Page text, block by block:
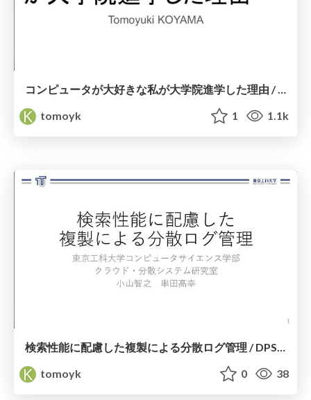
コンピュータが大好きな私が大学院進学した理由 / Why I chose graduate school
tomoyk
1 1.1k
検索性能に配慮した複製による分散ログ管理 / DPS-185
tomoyk
0 38